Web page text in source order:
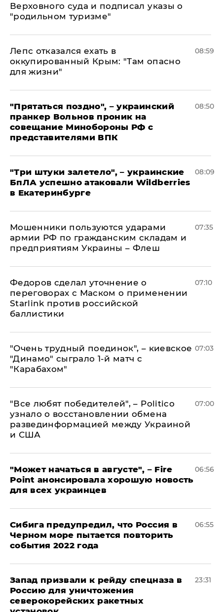
Верховного суда и подписал указы о
"родильном туризме"
Лепс отказался ехать в
оккупированный Крым: "Там опасно
для жизни"
08:59
"Прятаться поздно", – украинский
пранкер Вольнов проник на
совещание Минобороны РФ с
представителями ВПК
08:50
"Три штуки залетело", – украинские
БпЛА успешно атаковали Wildberries
в Екатеринбурге
08:09
Мошенники пользуются ударами
армии РФ по гражданским складам и
предприятиям Украины – Флеш
07:35
Федоров сделал уточнение о
переговорах с Маском о применении
Starlink против российской
баллистики
07:10
"Очень трудный поединок", – киевское
"Динамо" сыграло 1-й матч с
"Карабахом"
07:03
​"Все любят победителей", – Politico
узнало о восстановлении обмена
развединформацией между Украиной
и США
07:00
"Может начаться в августе", – Fire
Point анонсировала хорошую новость
для всех украинцев
06:56
Сибига предупредил, что Россия в
Черном море пытается повторить
события 2022 года
06:55
Запад призвали к рейду спецназа в
Россию для уничтожения
северокорейских ракетных
23:31